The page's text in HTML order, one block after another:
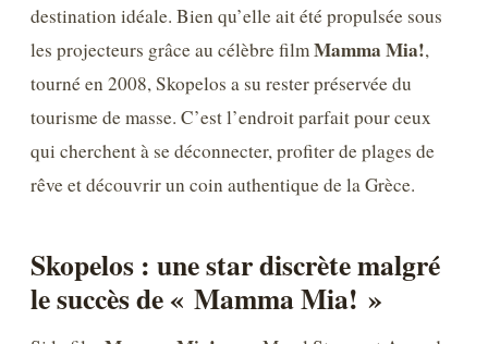
destination idéale. Bien qu’elle ait été propulsée sous
les projecteurs grâce au célèbre filmMamma Mia!,
tourné en 2008, Skopelos a su rester préservée du
tourisme de masse. C’est l’endroit parfait pour ceux
qui cherchent à se déconnecter, profiter de plages de
rêve et découvrir un coin authentique de la Grèce.
Skopelos : une star discrète malgré
le succès de « Mamma Mia! »